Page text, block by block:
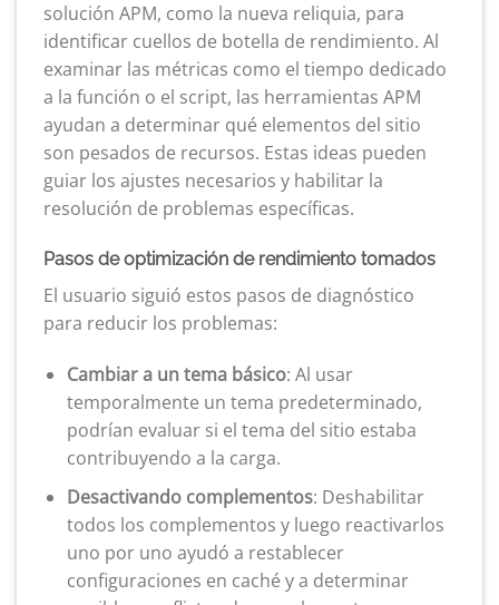
solución APM, como la nueva reliquia, para
identificar cuellos de botella de rendimiento. Al
examinar las métricas como el tiempo dedicado
a la función o el script, las herramientas APM
ayudan a determinar qué elementos del sitio
son pesados ​​de recursos. Estas ideas pueden
guiar los ajustes necesarios y habilitar la
resolución de problemas específicas.
Pasos de optimización de rendimiento tomados
El usuario siguió estos pasos de diagnóstico
para reducir los problemas:
Cambiar a un tema básico: Al usar
temporalmente un tema predeterminado,
podrían evaluar si el tema del sitio estaba
contribuyendo a la carga.
Desactivando complementos: Deshabilitar
todos los complementos y luego reactivarlos
uno por uno ayudó a restablecer
configuraciones en caché y a determinar